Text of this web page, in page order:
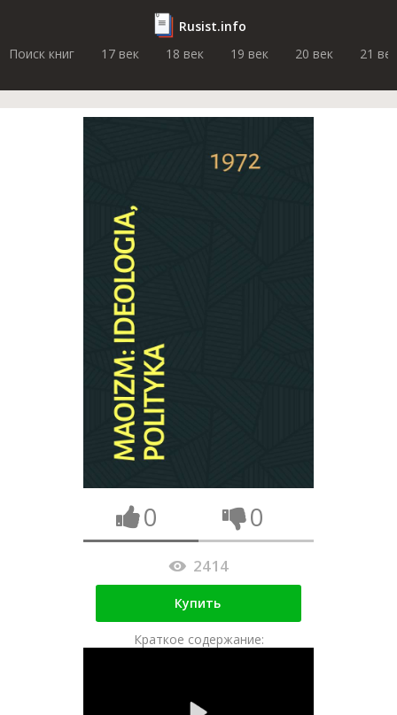
Rusist.info
Поиск книг
17 век 18 век 19 век 20 век 21 век
0 0
2414
Купить
Краткое содержание: